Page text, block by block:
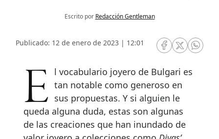
Escrito por Redacción Gentleman
Publicado: 12 de enero de 2023 | 12:01
RRSS Facebook
RRSSRRSS
El vocabulario joyero de Bulgari es tan notable como generoso en
sus propuestas. Y si alguien le
queda alguna duda, estas son algunas
de las creaciones que han inundado de